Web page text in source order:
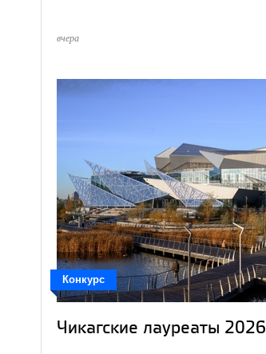
вчера
Конкурс
Чикагские лауреаты 2026